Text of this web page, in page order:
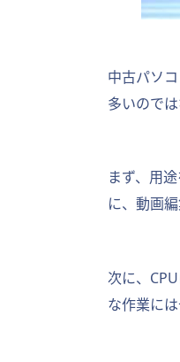
中古パソ
多いので
まず、用
に、動画
次に、
な作業に